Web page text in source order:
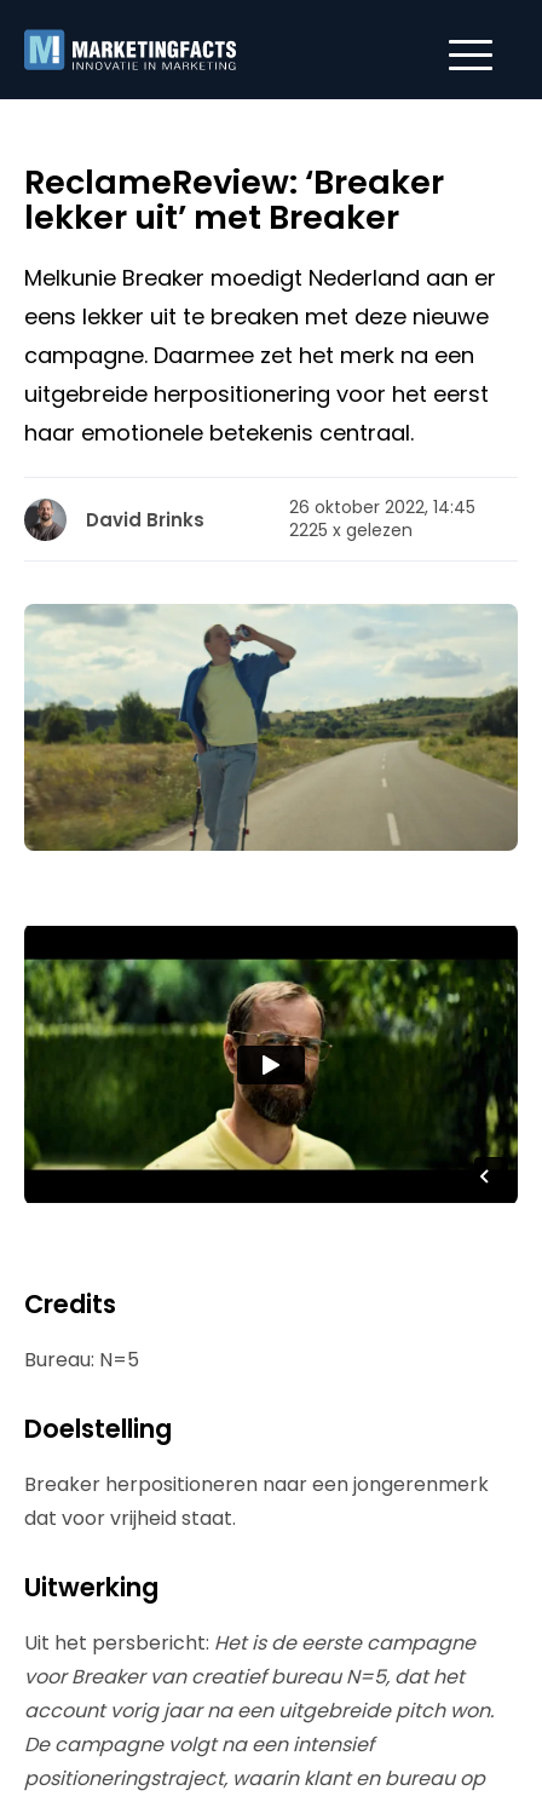
ReclameReview: ‘Breaker
lekker uit’ met Breaker
Melkunie Breaker moedigt Nederland aan er
eens lekker uit te breaken met deze nieuwe
campagne. Daarmee zet het merk na een
uitgebreide herpositionering voor het eerst
haar emotionele betekenis centraal.
David Brinks
26 oktober 2022, 14:45
2225 x gelezen
Credits
Bureau: N=5
Doelstelling
Breaker herpositioneren naar een jongerenmerk
dat voor vrijheid staat.
Uitwerking
Uit het persbericht: Het is de eerste campagne
voor Breaker van creatief bureau N=5, dat het
account vorig jaar na een uitgebreide pitch won.
De campagne volgt na een intensief
positioneringstraject, waarin klant en bureau op